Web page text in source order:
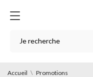
Accueil Promotions